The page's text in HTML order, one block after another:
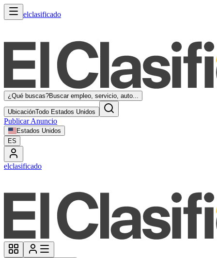
elclasificado
¿Qué buscas?Buscar empleo, servicio, auto...
UbicaciónTodo Estados Unidos
Publicar Anuncio
Estados Unidos
ES
elclasificado